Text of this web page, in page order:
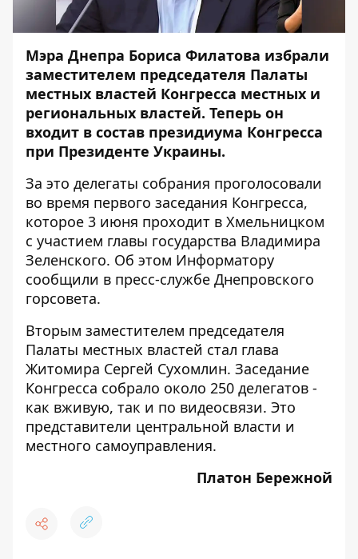
Мэра Днепра Бориса Филатова избрали
заместителем председателя Палаты
местных властей Конгресса местных и
региональных властей. Теперь он
входит в состав президиума Конгресса
при Президенте Украины.
За это делегаты собрания проголосовали
во время первого заседания Конгресса,
которое 3 июня проходит в Хмельницком
с участием главы государства Владимира
Зеленского. Об этом Информатору
сообщили в пресс-службе Днепровского
горсовета.
Вторым заместителем председателя
Палаты местных властей стал глава
Житомира Сергей Сухомлин. Заседание
Конгресса собрало около 250 делегатов -
как вживую, так и по видеосвязи. Это
представители центральной власти и
местного самоуправления.
Платон Бережной